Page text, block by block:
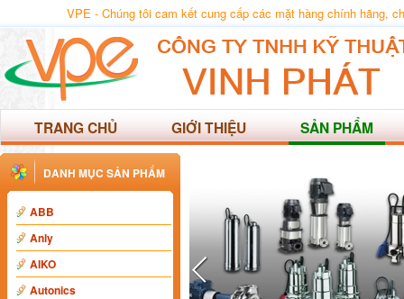
VPE - Chúng tôi cam kết cung cấp các mặt hàng chính hãng,
TRANG CHỦ GIỚI THIỆU SẢN PHẨM
DANH MỤC SẢN PHẨM
ABB
Anly
AIKO
Autonics